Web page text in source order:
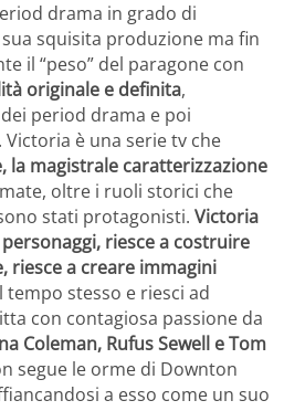
drama in grado di
squisita produzione ma fin
il “peso” del paragone con
originale e definita,
period drama e poi
. Victoria è una serie tv che
la magistrale caratterizzazione
oltre i ruoli storici che
stati protagonisti. Victoria
riesce a costruire
riesce a creare immagini
stesso e riesci ad
con contagiosa passione da
Coleman, Rufus Sewell e Tom
segue le orme di Downton
a esso come un suo